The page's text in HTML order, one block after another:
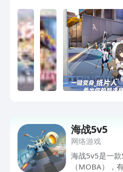
领据点、护送
娱乐模式等你
法！
海战5v5
网络游戏
海战5v5是一
（MOBA），